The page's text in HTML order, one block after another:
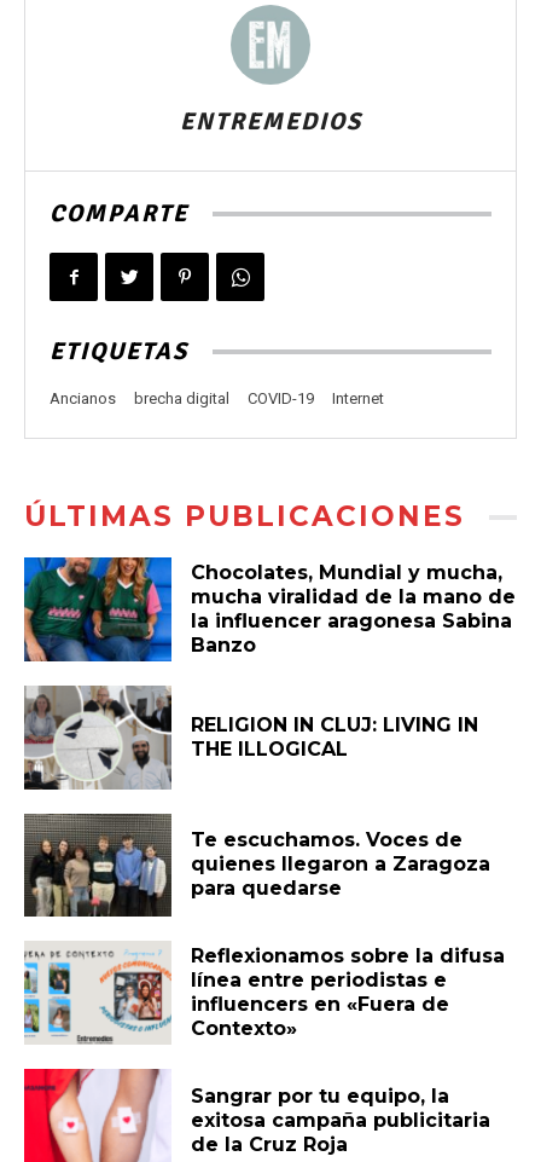
ENTREMEDIOS
COMPARTE
ETIQUETAS
Ancianos brecha digital COVID-19 Internet
ÚLTIMAS PUBLICACIONES
Chocolates, Mundial y mucha,
mucha viralidad de la mano de
la influencer aragonesa Sabina
Banzo
RELIGION IN CLUJ: LIVING IN
THE ILLOGICAL
Te escuchamos. Voces de
quienes llegaron a Zaragoza
para quedarse
Reflexionamos sobre la difusa
línea entre periodistas e
influencers en «Fuera de
Contexto»
Sangrar por tu equipo, la
exitosa campaña publicitaria
de la Cruz Roja